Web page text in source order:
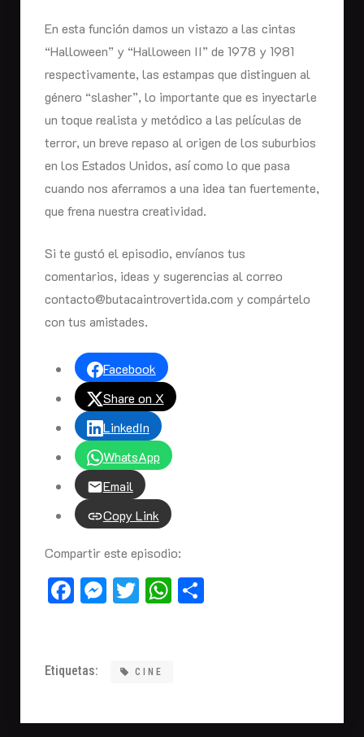
En esta función damos un vistazo a las cintas
“Halloween” y “Halloween II” de 1978 y 1981
respectivamente, las estampas que distinguen al
género “slasher”, lo importante que es inyectarle
un toque realista y metódico a las películas de
terror, un breve repaso al origen de los suburbios
en los Estados Unidos, así como lo que pasa
cuando nos aferramos a una idea tan fuertemente,
que frena nuestra creatividad.
Si te gustó el episodio, envíanos tus
comentarios, ideas y sugerencias al correo
contacto@butacaintrovertida.com y compártelo
con tus amistades.
Facebook
Share on X
LinkedIn
WhatsApp
Email
Copy Link
Compartir este episodio:
Facebook
Messenger
TwitterWhatsApp
Compartir
Etiquetas: CINE